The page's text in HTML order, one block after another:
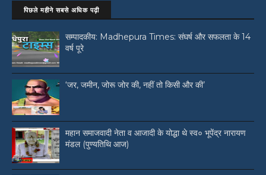
पिछले महीने सबसे अधिक पढ़ी
सम्पादकीय: Madhepura Times: संघर्ष और सफलता के 14
वर्ष पूरे
‘जर, जमीन, जोरू जोर की, नहीं तो किसी और की’
महान समाजवादी नेता व आजादी के योद्धा थे स्व० भूपेंद्र नारायण
मंडल (पुण्यतिथि आज)